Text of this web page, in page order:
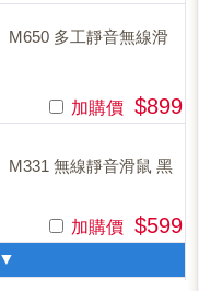
M650 多工靜音無線滑
加購價 $899
M331 無線靜音滑鼠 黑
加購價 $599